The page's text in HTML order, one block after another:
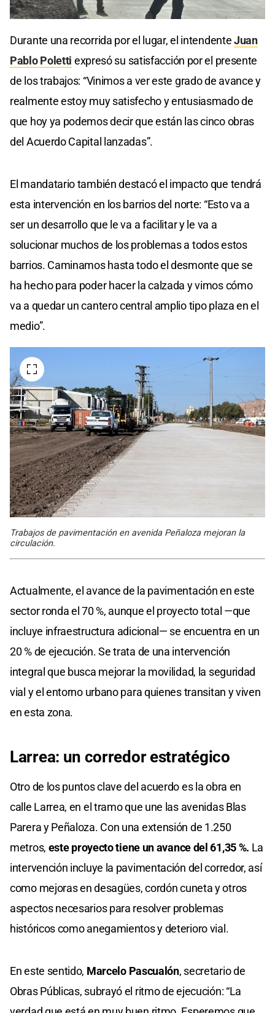
Durante una recorrida por el lugar, el intendenteJuan
Pablo Poletti expresó su satisfacción por el presente
de los trabajos: “Vinimos a ver este grado de avance y
realmente estoy muy satisfecho y entusiasmado de
que hoy ya podemos decir que están las cinco obras
del Acuerdo Capital lanzadas”.
El mandatario también destacó el impacto que tendrá
esta intervención en los barrios del norte: “Esto va a
ser un desarrollo que le va a facilitar y le va a
solucionar muchos de los problemas a todos estos
barrios. Caminamos hasta todo el desmonte que se
ha hecho para poder hacer la calzada y vimos cómo
va a quedar un cantero central amplio tipo plaza en el
medio”.
Trabajos de pavimentación en avenida Peñaloza mejoran la
circulación.
Actualmente, el avance de la pavimentación en este
sector ronda el 70 %, aunque el proyecto total —que
incluye infraestructura adicional— se encuentra en un
20 % de ejecución. Se trata de una intervención
integral que busca mejorar la movilidad, la seguridad
vial y el entorno urbano para quienes transitan y viven
en esta zona.
Larrea: un corredor estratégico
Otro de los puntos clave del acuerdo es la obra en
calle Larrea, en el tramo que une las avenidas Blas
Parera y Peñaloza. Con una extensión de 1.250
metros, este proyecto tiene un avance del 61,35 %. La
intervención incluye la pavimentación del corredor, así
como mejoras en desagües, cordón cuneta y otros
aspectos necesarios para resolver problemas
históricos como anegamientos y deterioro vial.
En este sentido, Marcelo Pascualón, secretario de
Obras Públicas, subrayó el ritmo de ejecución: “La